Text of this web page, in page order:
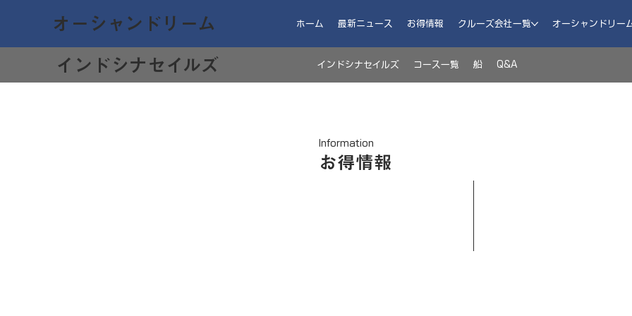
オーシャンドリーム ホーム 最新ニュース お得情報 クルーズ会社一覧 オーシャンドリー
​インドシナセイルズ インドシナセイルズ コース一覧 船 Q&A
Information
お得情報